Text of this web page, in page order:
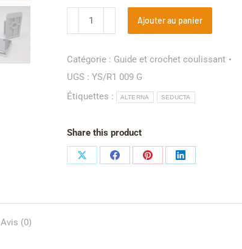
Ajouter au panier
Catégorie : Guide et crochet coulissant
UGS : YS/R1 009 G
Étiquettes :
ALTERNA SEDUCTA
Share this product
Avis (0)